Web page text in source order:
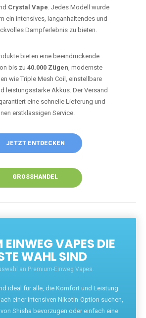
Crystal Vape. Jedes Modell wurde
ein intensives, langanhaltendes und
Dampferlebnis zu bieten.
bieten eine beeindruckende
bis zu 40.000 Zügen, modernste
wie Triple Mesh Coil, einstellbare
leistungsstarke Akkus. Der Versand
eine schnelle Lieferung und
erstklassigen Service.
JETZT ENTDECKEN
GROSSHANDEL
VAPES DIE
WAHL SIND
an Premium-Einweg Vapes.
ideal für alle, die Komfort und Leistung
einer intensiven Nikotin-Option suchen,
Shisha bevorzugen oder einfach eine